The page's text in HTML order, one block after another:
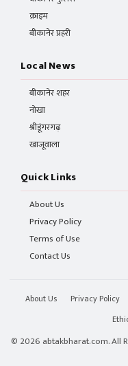
क्राइम
बीकानेर प्रहरी
Local News
बीकानेर शहर
नोखा
श्रीडूंगरगढ़
खाजूवाला
Quick Links
About Us
Privacy Policy
Terms of Use
Contact Us
About Us Privacy Policy
© 2026 abtakbharat.com. All